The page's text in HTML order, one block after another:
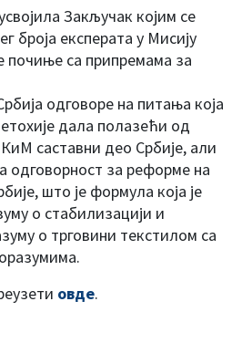
Закључак којим се
броја експерата у Мисију
почиње са припремама за
одговоре на питања која
дала полазећи од
саставни део Србије, али
одговорност за реформе на
што је формула која је
о стабилизацији и
о трговини текстилом са
овде.